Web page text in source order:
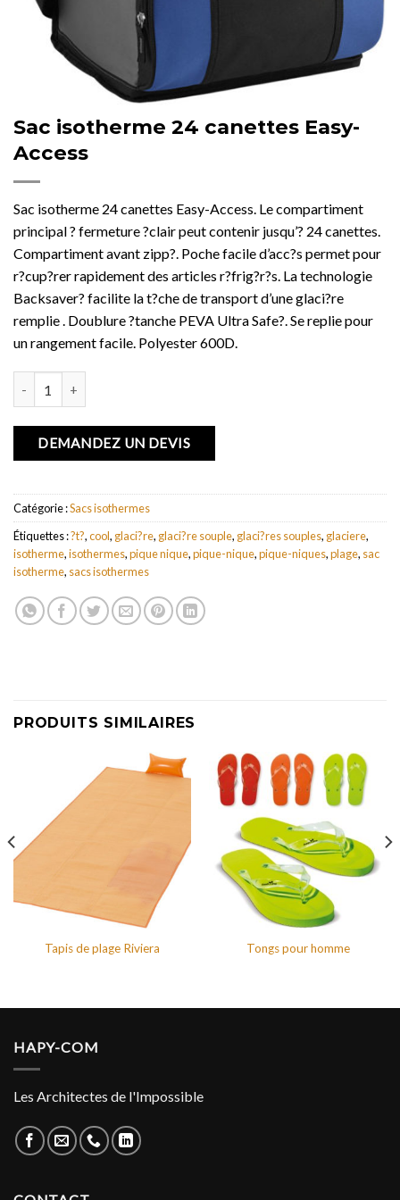
Sac isotherme 24 canettes Easy-
Access
Sac isotherme 24 canettes Easy-Access. Le compartiment
principal ? fermeture ?clair peut contenir jusqu’? 24 canettes.
Compartiment avant zipp?. Poche facile d’acc?s permet pour
r?cup?rer rapidement des articles r?frig?r?s. La technologie
Backsaver? facilite la t?che de transport d’une glaci?re
remplie . Doublure ?tanche PEVA Ultra Safe?. Se replie pour
un rangement facile. Polyester 600D.
DEMANDEZ UN DEVIS
Catégorie :Sacs isothermes
Étiquettes :?t?,cool, glaci?re, glaci?re souple, glaci?res souples, glaciere,
isotherme,isothermes,pique nique,pique-nique,pique-niques,plage, sac
isotherme, sacs isothermes
PRODUITS SIMILAIRES
Tapis de plage Riviera Tongs pour homme
HAPY-COM
Les Architectes de l'Impossible